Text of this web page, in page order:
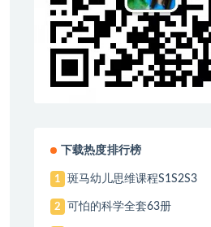
下载热度排行榜
1 斑马幼儿思维课程S1S2S3
2 可怕的科学全套63册